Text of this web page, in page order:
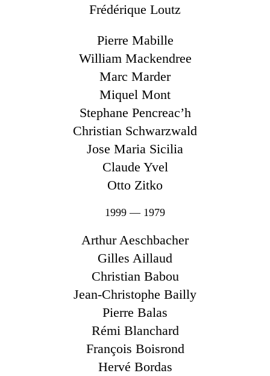
Frédérique Loutz
Pierre Mabille
William Mackendree
Marc Marder
Miquel Mont
Stephane Pencreac’h
Christian Schwarzwald
Jose Maria Sicilia
Claude Yvel
Otto Zitko
1999 — 1979
Arthur Aeschbacher
Gilles Aillaud
Christian Babou
Jean-Christophe Bailly
Pierre Balas
Rémi Blanchard
François Boisrond
Hervé Bordas